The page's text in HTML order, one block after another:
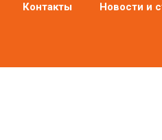
Контакты Новости и